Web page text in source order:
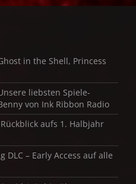
in the Shell, Princess
liebsten Spiele-
von Ink Ribbon Radio
aufs 1. Halbjahr
DLC – Early Access auf alle